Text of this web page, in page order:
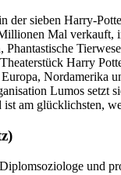
der sieben Harry-
Mal verkauft,
Phantastische
Harry
Nordamerika
Lumos setzt
am glücklichsten,
und